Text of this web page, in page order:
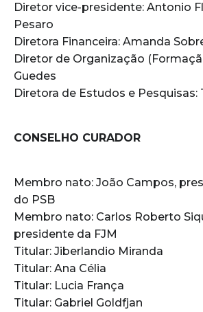
Diretor vice-presidente: Antonio
Pesaro
Diretora Financeira: Amanda
Diretor de Organização
Guedes
Diretora de Estudos e Pesquisas:
CONSELHO CURADOR
Membro nato: João Campos,
do PSB
Membro nato: Carlos Roberto
presidente da FJM
Titular: Jiberlandio Miranda
Titular: Ana Célia
Titular: Lucia França
Titular: Gabriel Goldfjan